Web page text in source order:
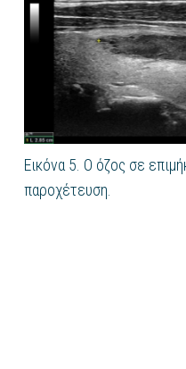
Εικόνα 5. Ο όζος σε
παροχέτευση.